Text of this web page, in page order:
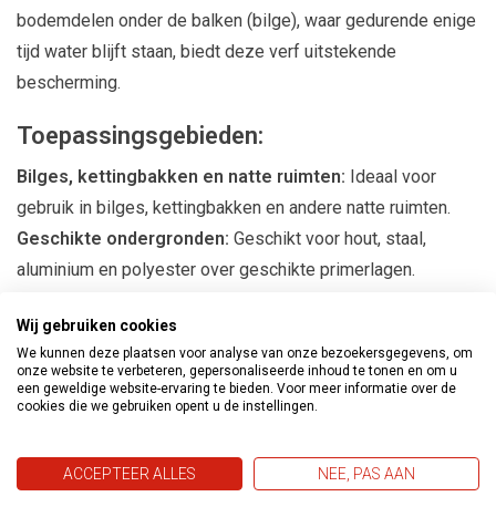
bodemdelen onder de balken (bilge), waar gedurende enige
tijd water blijft staan, biedt deze verf uitstekende
bescherming.
Toepassingsgebieden:
Bilges, kettingbakken en natte ruimten: Ideaal voor
gebruik in bilges, kettingbakken en andere natte ruimten.
Geschikte ondergronden: Geschikt voor hout, staal,
aluminium en polyester over geschikte primerlagen.
Eigenschappen en Gebruik:
Oliebestendig en Duurzaam:Beschermt tegen olie en
biedt langdurige bescherming tegen corrosie.
één of meerdere geschikte primerlagen, gevolgd door twee
lagen Epifanes Bilgeverf.
Wij gebruiken cookies
We kunnen deze plaatsen voor analyse van onze bezoekersgegevens, om
onze website te verbeteren, gepersonaliseerde inhoud te tonen en om u
een geweldige website-ervaring te bieden. Voor meer informatie over de
cookies die we gebruiken opent u de instellingen.
ACCEPTEER ALLES NEE, PAS AAN